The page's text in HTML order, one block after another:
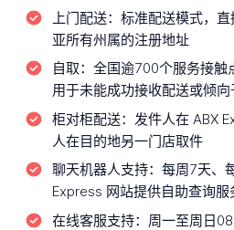
上门配送： 标准配送模式，
亚所有州属的注册地址
自取： 全国逾700个服务接触
用于未能成功接收配送或倾
柜对柜配送： 发件人在 ABX
人在目的地另一门店取件
聊天机器人支持： 每周7天、
Express 网站提供自助查询服
在线客服支持： 周一至周日